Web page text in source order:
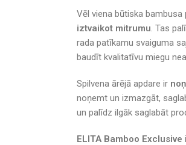
Vēl viena būtiska
iztvaikot mitrumu . Tas
rada patīkamu svaiguma
baudīt kvalitatīvu miegu
Spilvena ārējā apdare ir
noņemt un izmazgāt,
un palīdz ilgāk saglabāt
ELITA Bamboo Exclusive